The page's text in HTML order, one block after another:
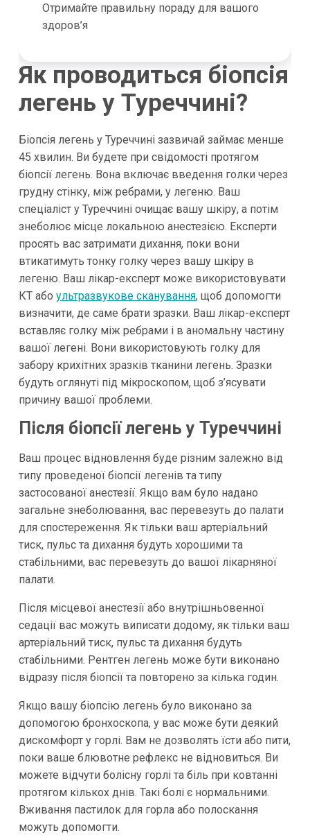
Отримайте правильну пораду для вашого
здоров’я
Як проводиться біопсія
легень у Туреччині?
Біопсія легень у Туреччині зазвичай займає менше
45 хвилин. Ви будете при свідомості протягом
біопсії легень. Вона включає введення голки через
грудну стінку, між ребрами, у легеню. Ваш
спеціаліст у Туреччині очищає вашу шкіру, а потім
знеболює місце локальною анестезією. Експерти
просять вас затримати дихання, поки вони
втикатимуть тонку голку через вашу шкіру в
легеню. Ваш лікар-експерт може використовувати
КТ або ультразвукове сканування, щоб допомогти
визначити, де саме брати зразки. Ваш лікар-експерт
вставляє голку між ребрами і в аномальну частину
вашої легені. Вони використовують голку для
забору крихітних зразків тканини легень. Зразки
будуть оглянуті під мікроскопом, щоб з’ясувати
причину вашої проблеми.
Після біопсії легень у Туреччині
Ваш процес відновлення буде різним залежно від
типу проведеної біопсії легенів та типу
застосованої анестезії. Якщо вам було надано
загальне знеболювання, вас перевезуть до палати
для спостереження. Як тільки ваш артеріальний
тиск, пульс та дихання будуть хорошими та
стабільними, вас перевезуть до вашої лікарняної
палати.
Після місцевої анестезії або внутрішньовенної
седації вас можуть виписати додому, як тільки ваш
артеріальний тиск, пульс та дихання будуть
стабільними. Рентген легень може бути виконано
відразу після біопсії та повторено за кілька годин.
Якщо вашу біопсію легень було виконано за
допомогою бронхоскопа, у вас може бути деякий
дискомфорт у горлі. Вам не дозволять їсти або пити,
поки ваше блювотне рефлекс не відновиться. Ви
можете відчути болісну горлі та біль при ковтанні
протягом кількох днів. Такі болі є нормальними.
Вживання пастилок для горла або полоскання
можуть допомогти.